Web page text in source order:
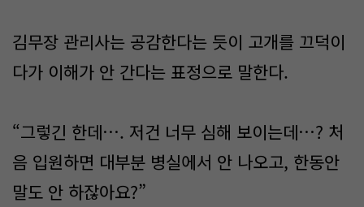
김무장 관리사는 공감한다는 듯이 고개를 끄덕이
다가 이해가 안 간다는 표정으로 말한다.
“그렇긴 한데…. 저건 너무 심해 보이는데…? 처
음 입원하면 대부분 병실에서 안 나오고, 한동안
말도 안 하잖아요?”